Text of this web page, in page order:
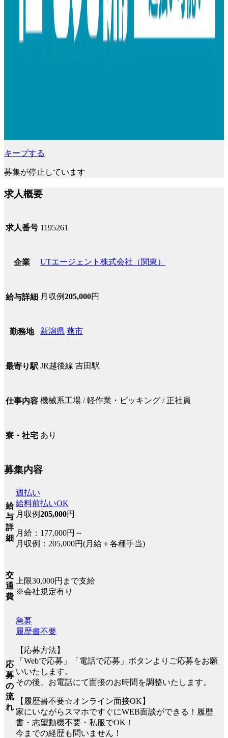
キープする
募集が停止しています
求人概要
求人番号 1195261
企業 UTエージェント株式会社（関東）
給与詳細 月収例205,000円
勤務地 新潟県 燕市
最寄り駅 JR越後線 吉田駅
仕事内容 機械系工場 / 軽作業・ピッキング / 正社員
寮・社宅 あり
募集内容
給
与
詳
細
週払い
給料前払いOK
月収例205,000円
月給：177,000円～
月収例：205,000円(月給＋各種手当)
交
通
費
上限30,000円まで支給
※会社規定有り
応
募
の
流
れ
急募
履歴書不要
【応募方法】
「Webで応募」「電話で応募」ボタンよりご応募をお願
いいたします。
その後、お電話にて面接のお時間を調整いたします。
【履歴書不要☆オンライン面接OK】
家にいながらスマホですぐにWEB面談ができる！履歴
書・志望動機不要・私服でOK！
今までの経歴も問いません！